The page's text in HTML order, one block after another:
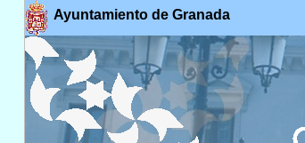
Ayuntamiento de Granada